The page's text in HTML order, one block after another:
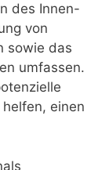
des Innen-
von
sowie das
umfassen.
einen